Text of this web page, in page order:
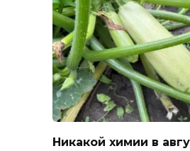
Никакой химии в